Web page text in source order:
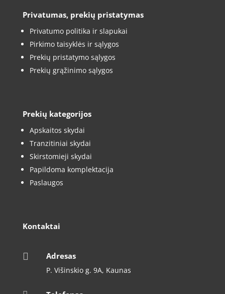
Privatumas, prekių pristatymas
Privatumo politika ir slapukai
Pirkimo taisyklės ir sąlygos
Prekių pristatymo sąlygos
Prekių grąžinimo sąlygos
Prekių kategorijos
Apskaitos skydai
Tranzitiniai skydai
Skirstomieji skydai
Papildoma komplektacija
Paslaugos
Kontaktai
 Adresas
P. Višinskio g. 9A, Kaunas